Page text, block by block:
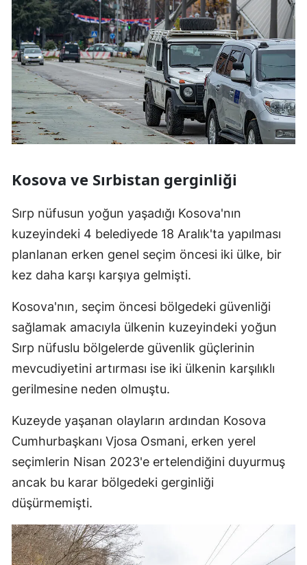
Samsun
Siirt
Sinop
Sivas
Tekirdağ
Trabzon
Tunceli
Şanlıurfa
Van
Yozgat
Zonguldak
Bayburt
Karaman
Kırıkkale
Şırnak
Bartın
Kosova ve Sırbistan gerginliği
Sırp nüfusun yoğun yaşadığı Kosova'nın
kuzeyindeki 4 belediyede 18 Aralık'ta yapılması
planlanan erken genel seçim öncesi iki ülke, bir
kez daha karşı karşıya gelmişti.
Kosova'nın, seçim öncesi bölgedeki güvenliği
sağlamak amacıyla ülkenin kuzeyindeki yoğun
Sırp nüfuslu bölgelerde güvenlik güçlerinin
mevcudiyetini artırması ise iki ülkenin karşılıklı
gerilmesine neden olmuştu.
Kuzeyde yaşanan olayların ardından Kosova
Cumhurbaşkanı Vjosa Osmani, erken yerel
seçimlerin Nisan 2023'e ertelendiğini duyurmuş
ancak bu karar bölgedeki gerginliği
düşürmemişti.